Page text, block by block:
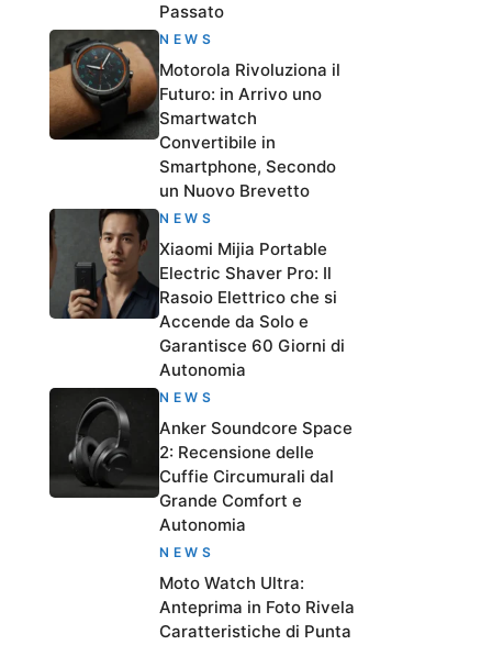
Passato
NEWS
Motorola Rivoluziona il
Futuro: in Arrivo uno
Smartwatch
Convertibile in
Smartphone, Secondo
un Nuovo Brevetto
NEWS
Xiaomi Mijia Portable
Electric Shaver Pro: Il
Rasoio Elettrico che si
Accende da Solo e
Garantisce 60 Giorni di
Autonomia
NEWS
Anker Soundcore Space
2: Recensione delle
Cuffie Circumurali dal
Grande Comfort e
Autonomia
NEWS
Moto Watch Ultra:
Anteprima in Foto Rivela
Caratteristiche di Punta